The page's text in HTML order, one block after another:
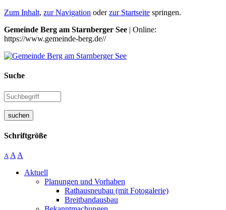
Zum Inhalt, zur Navigation oderzur Startseite springen.
Gemeinde Berg am Starnberger See | Online:
https://www.gemeinde-berg.de//
Suche
suchen
Schriftgröße
A A A
Aktuell
Planungen und Vorhaben
Rathausneubau (mit Fotogalerie)
Breitbandausbau